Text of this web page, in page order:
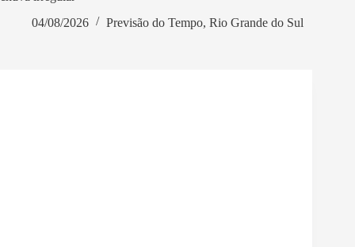
04/08/2026
Previsão do Tempo, Rio Grande do Sul